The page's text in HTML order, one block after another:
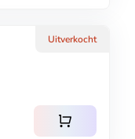
Uitverkocht
shopping_cart